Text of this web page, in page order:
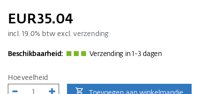
EUR35.04
incl.19.0% btw excl.verzending
Beschikbaarheid: Verzending in 1-3 dagen
Hoeveelheid